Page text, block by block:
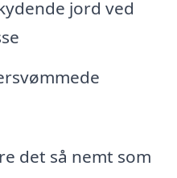
jord ved
det så nemt som